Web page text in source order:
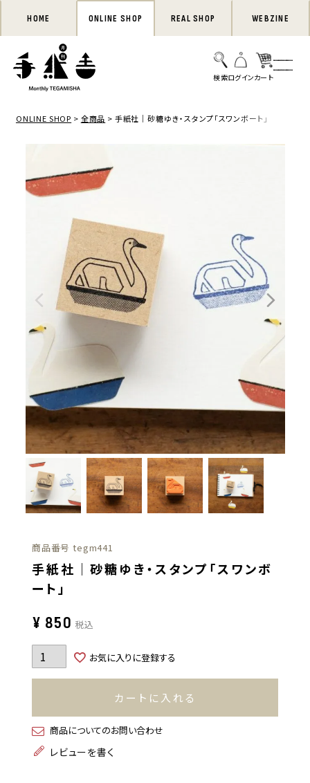
HOME ONLINE SHOP REAL SHOP WEBZINE
ONLINE SHOP 全商品 手紙社｜砂糖ゆき・スタンプ「スワンボート」
商品番号 tegm441
手紙社｜砂糖ゆき・スタンプ「スワンボ
ート」
¥ 850 税込
お気に入りに登録する
カートに入れる
商品についてのお問い合わせ
レビューを書く